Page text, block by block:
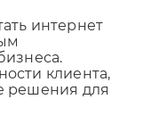
интернет
клиента,
решения для